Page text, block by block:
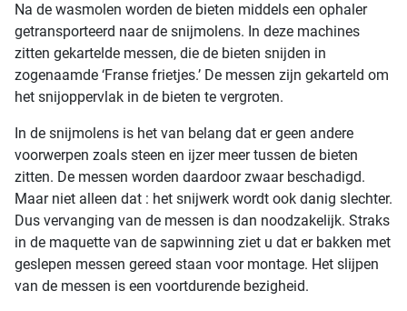
Na de wasmolen worden de bieten middels een ophaler
getransporteerd naar de snijmolens. In deze machines
zitten gekartelde messen, die de bieten snijden in
zogenaamde ‘Franse frietjes.’ De messen zijn gekarteld om
het snijoppervlak in de bieten te vergroten.
In de snijmolens is het van belang dat er geen andere
voorwerpen zoals steen en ijzer meer tussen de bieten
zitten. De messen worden daardoor zwaar beschadigd.
Maar niet alleen dat : het snijwerk wordt ook danig slechter.
Dus vervanging van de messen is dan noodzakelijk. Straks
in de maquette van de sapwinning ziet u dat er bakken met
geslepen messen gereed staan voor montage. Het slijpen
van de messen is een voortdurende bezigheid.